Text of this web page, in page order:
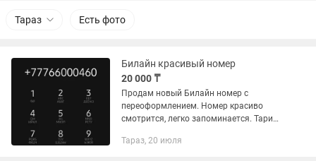
Тараз Есть фото
Билайн красивый номер
20 000 ₸
Продам новый Билайн номер с
переоформлением. Номер красиво
смотрится, легко запоминается. Тариф
Тараз, 20 июля